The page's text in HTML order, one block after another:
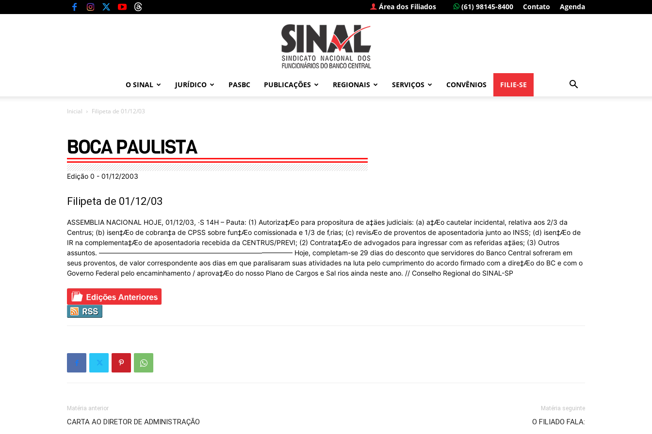
Área dos Filiados (61) 98145-8400 Contato Agenda
–
Sindicato
O SINAL JURÍDICO PASBC PUBLICAÇÕES REGIONAIS SERVIÇOS CONVÊNIOS FILIE-SE
Inicial Filipeta de 01/12/03
Edição 0 - 01/12/2003
Filipeta de 01/12/03
ASSEMBLIA NACIONAL HOJE, 01/12/03, ·S 14H – Pauta: (1) Autoriza‡Æo para propositura de a‡äes judiciais: (a) a‡Æo cautelar incidental, relativa aos 2/3 da
Centrus; (b) isen‡Æo de cobran‡a de CPSS sobre fun‡Æo comissionada e 1/3 de f‚rias; (c) revisÆo de proventos de aposentadoria junto ao INSS; (d) isen‡Æo de
IR na complementa‡Æo de aposentadoria recebida da CENTRUS/PREVI; (2) Contrata‡Æo de advogados para ingressar com as referidas a‡äes; (3) Outros
assuntos. ————————————————————————————– Hoje, completam-se 29 dias do desconto que servidores do Banco Central sofreram em
seus proventos, de valor correspondente aos dias em que paralisaram suas atividades na luta pelo cumprimento do acordo firmado com a dire‡Æo do BC e com o
Governo Federal pelo encaminhamento / aprova‡Æo do nosso Plano de Cargos e Sal rios ainda neste ano. // Conselho Regional do SINAL-SP
Matéria anterior
CARTA AO DIRETOR DE ADMINISTRAÇÃO
Matéria seguinte
O FILIADO FALA: